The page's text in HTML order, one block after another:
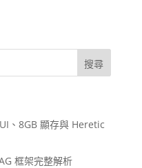
、8GB 顯存與 Heretic
框架完整解析